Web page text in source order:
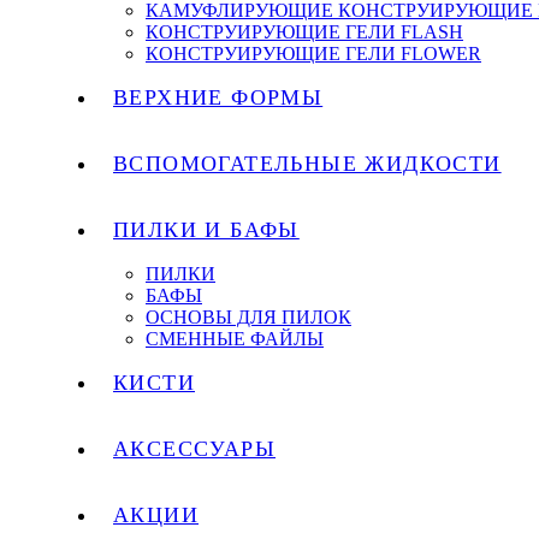
КАМУФЛИРУЮЩИЕ КОНСТРУИРУЮЩИЕ
КОНСТРУИРУЮЩИЕ ГЕЛИ FLASH
КОНСТРУИРУЮЩИЕ ГЕЛИ FLOWER
ВЕРХНИЕ ФОРМЫ
ВСПОМОГАТЕЛЬНЫЕ ЖИДКОСТИ
ПИЛКИ И БАФЫ
ПИЛКИ
БАФЫ
ОСНОВЫ ДЛЯ ПИЛОК
СМЕННЫЕ ФАЙЛЫ
КИСТИ
АКСЕССУАРЫ
АКЦИИ